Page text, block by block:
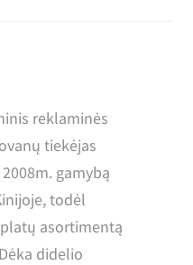
reklaminės
tiekėjas
gamybą
todėl
asortimentą
didelio